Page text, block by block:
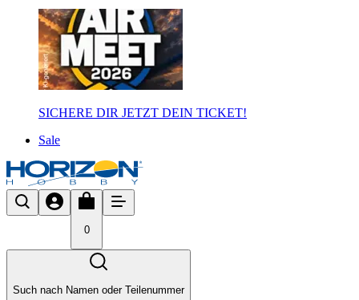
SICHERE DIR JETZT DEIN TICKET!
Sale
0
Such nach Namen oder Teilenummer